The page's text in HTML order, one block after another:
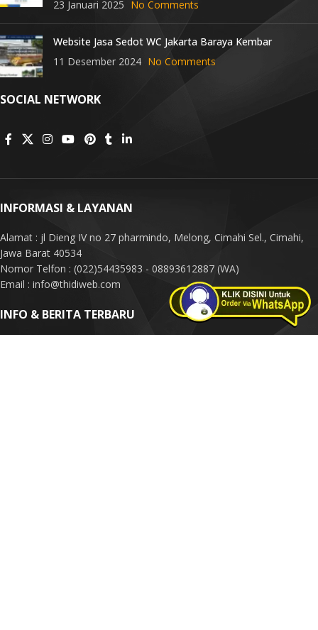
23 Januari 2025 No Comments
Website Jasa Sedot WC Jakarta Baraya Kembar
11 Desember 2024 No Comments
SOCIAL NETWORK
INFORMASI & LAYANAN
Alamat : jl Dieng IV no 27 pharmindo, Melong, Cimahi Sel., Cimahi,
Jawa Barat 40534
Nomor Telfon : (022)54435983 - 08893612887 (WA)
Email : info@thidiweb.com
INFO & BERITA TERBARU